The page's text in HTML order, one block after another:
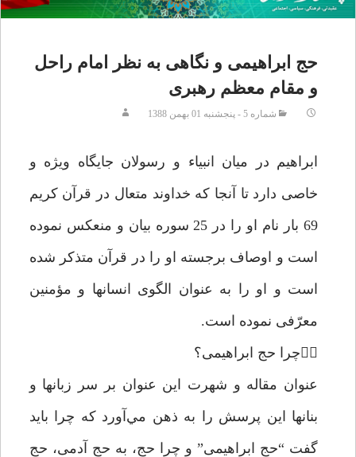
حج ابراهيمى و نگاهى به نظر امام راحل
و مقام معظم رهبرى
شماره 5 - پنجشنبه 01 بهمن 1388
ابراهيم در ميان انبياء و رسولان جايگاه ويژه و
خاصى دارد تا آنجا كه خداوند متعال در قرآن كريم
69 بار نام او را در 25 سوره بيان و منعكس نموده
است و اوصاف برجسته او را در قرآن متذكر شده
است و او را به عنوان الگوى انسانها و مؤمنين
معرّفى نموده است.
چرا حج ابراهيمى؟
عنوان مقاله و شهرت اين عنوان بر سر زبانها و
بنانها اين پرسش را به ذهن مي‌آورد كه چرا بايد
گفت “حج ابراهيمى” و چرا حج، به حج آدمى، حج